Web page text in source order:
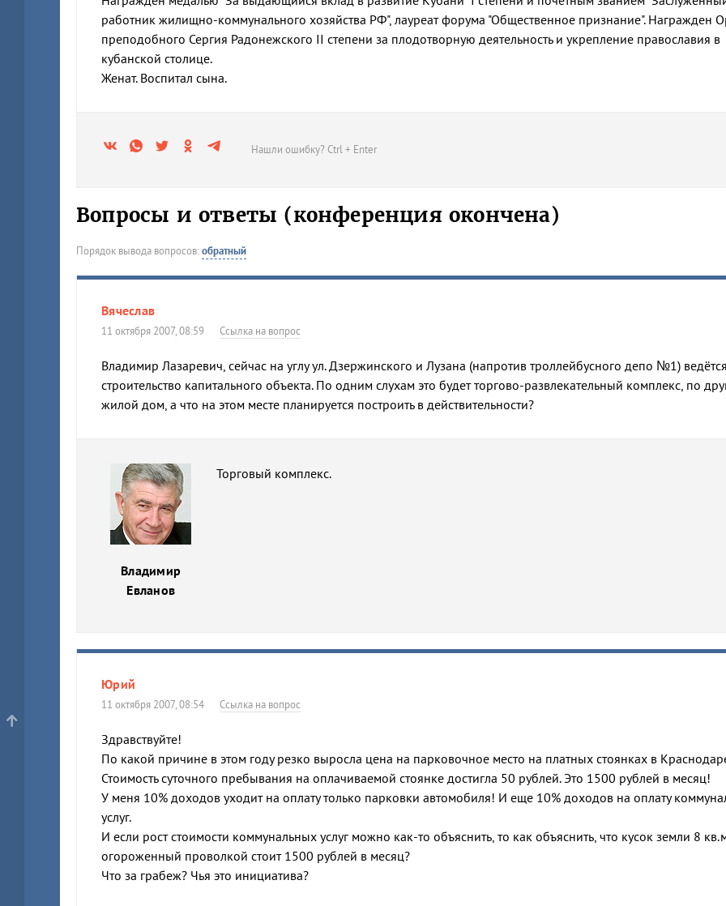
работник жилищно-коммунального хозяйства РФ", лауреат форума "Общественное признание". Награжден
преподобного Сергия Радонежского II степени за плодотворную деятельность и укрепление православия в
кубанской столице.
Женат. Воспитал сына.
Нашли ошибку? Ctrl + Enter
Вопросы и ответы (конференция окончена)
Порядок вывода вопросов:обратный
Вячеслав
11 октября 2007, 08:59 Ссылка на вопрос
Владимир Лазаревич, сейчас на углу ул. Дзержинского и Лузана (напротив троллейбусного депо №1) ведётся
строительство капитального объекта. По одним слухам это будет торгово-развлекательный комплекс, по
жилой дом, а что на этом месте планируется построить в действительности?
Владимир
Евланов
Торговый комплекс.
Юрий
11 октября 2007, 08:54 Ссылка на вопрос
Здравствуйте!
По какой причине в этом году резко выросла цена на парковочное место на платных стоянках в
Стоимость суточного пребывания на оплачиваемой стоянке достигла 50 рублей. Это 1500 рублей в месяц!
У меня 10% доходов уходит на оплату только парковки автомобиля! И еще 10% доходов на оплату
услуг.
И если рост стоимости коммунальных услуг можно как-то объяснить, то как объяснить, что кусок земли 8
огороженный проволкой стоит 1500 рублей в месяц?
Что за грабеж? Чья это инициатива?